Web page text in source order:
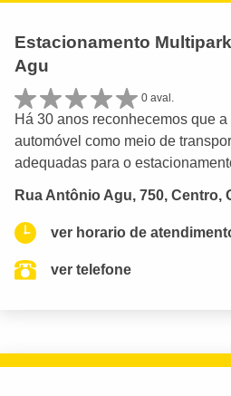
Estacionamento
Agu
0 aval.
Há 30 anos reconhecemos que
automóvel como meio de
adequadas para o
Rua Antônio Agu, 750, Centro,
ver horario de
ver telefone